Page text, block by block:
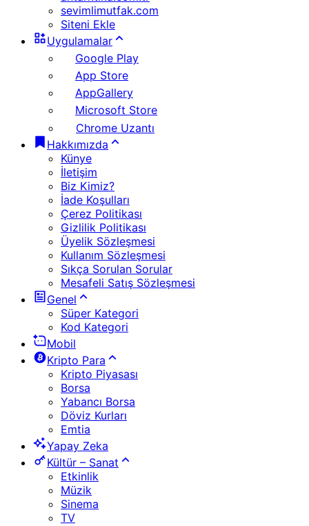
sevimlimutfak.com
Siteni Ekle
Uygulamalar
Google Play
App Store
AppGallery
Microsoft Store
Chrome Uzantı
Hakkımızda
Künye
İletişim
Biz Kimiz?
İade Koşulları
Çerez Politikası
Gizlilik Politikası
Üyelik Sözleşmesi
Kullanım Sözleşmesi
Sıkça Sorulan Sorular
Mesafeli Satış Sözleşmesi
Genel
Süper Kategori
Kod Kategori
Mobil
Kripto Para
Kripto Piyasası
Borsa
Yabancı Borsa
Döviz Kurları
Emtia
Yapay Zeka
Kültür – Sanat
Etkinlik
Müzik
Sinema
TV